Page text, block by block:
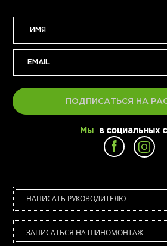
ПОДПИСАТЬСЯ НА
Мы в социальных
НАПИСАТЬ РУКОВОДИТЕЛЮ
ЗАПИСАТЬСЯ НА ШИНОМОНТАЖ